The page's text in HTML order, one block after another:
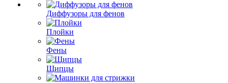
Диффузоры для фенов
Плойки
Фены
Щипцы